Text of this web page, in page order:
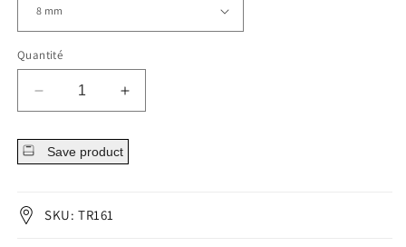
Quantité
Diminuer
la
quantité
pour
Turquoise
Augmenter
la
quantité
Save product
SKU: TR161